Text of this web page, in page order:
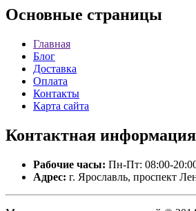
Основные страницы
Главная
Блог
Доставка
Оплата
Контакты
Карта сайта
Контактная информация
Рабочие часы: Пн-Пт: 08:00-
Адрес: г. Ярославль, проспект